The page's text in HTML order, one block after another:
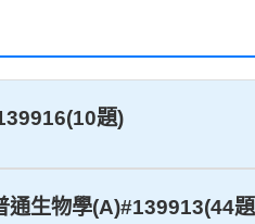
題)
通生物學(A)#139913(44